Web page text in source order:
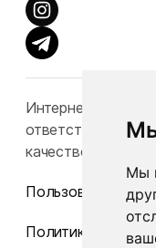
Мы
Интернет-
ответственность
качество товаров.
Политика